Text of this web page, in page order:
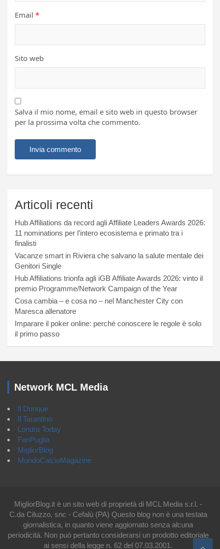
Email *
Sito web
Salva il mio nome, email e sito web in questo browser
per la prossima volta che commento.
Articoli recenti
Hub Affiliations da record agli Affiliate Leaders Awards 2026:
11 nominations per l’intero ecosistema e primato tra i
finalisti
Vacanze smart in Riviera che salvano la salute mentale dei
Genitori Single
Hub Affiliations trionfa agli iGB Affiliate Awards 2026: vinto il
premio Programme/Network Campaign of the Year
Cosa cambia – e cosa no – nel Manchester City con
Maresca allenatore
Imparare il poker online: perché conoscere le regole è solo
il primo passo
Network MCL Media
Il Dunque
Il Tarantino
Londra Today
FanPuglia
MigliorBlog
MondoCalcioMagazine
MigliorBlog.it è un sito web di proprietà di MCL Media s.r.l. -
C.da Ciluzzo, snc - Cefalù (PA) Questo blog non è una testata
giornalistica, in quanto viene aggiornato senza alcuna
periodicità. Non può pertanto considerarsi un prodotto editoriale
ai sensi della legge n. 62 del 07.03.2001.